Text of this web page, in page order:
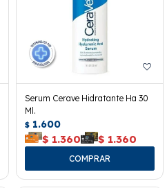
Serum Cerave Hidratante Ha 30
Ml.
$ 1.600
$ 1.360 $ 1.360